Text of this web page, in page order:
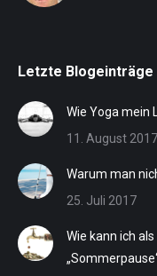
Letzte Blogeinträge
Wie Yoga mein
11. August 2017
Warum man
25. Juli 2017
Wie kann ich